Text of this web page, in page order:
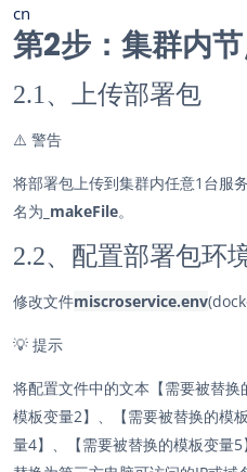
cn
第2步：集群内
2.1、上传部署包
⚠️ 警告
将部署包上传到集群内任意1台服
名为 _makeFile。
2.2、配置部署包环
修改文件miscroservice.env
💡 提示
将配置文件中的文本【需要被替
模板变量2】、【需要被替换的模
量4】、【需要被替换的模板变量5